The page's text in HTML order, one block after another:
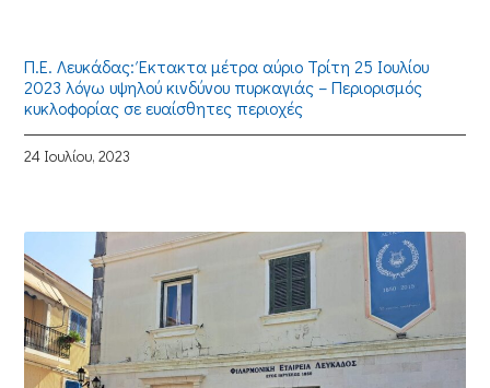
Π.Ε. Λευκάδας: Έκτακτα μέτρα αύριο Τρίτη 25 Ιουλίου
2023 λόγω υψηλού κινδύνου πυρκαγιάς – Περιορισμός
κυκλοφορίας σε ευαίσθητες περιοχές
24 Ιουλίου, 2023